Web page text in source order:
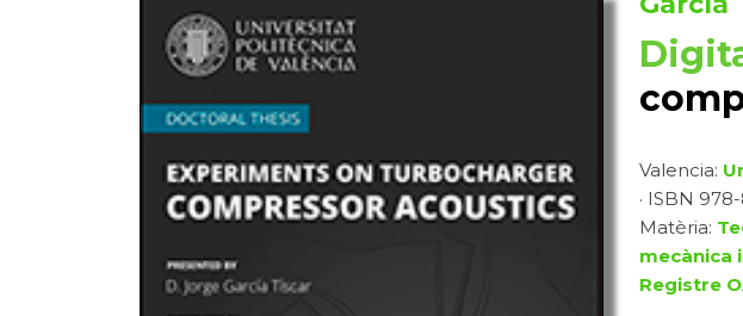
Valencia:
· ISBN
Matèria:
mecànica
Registre